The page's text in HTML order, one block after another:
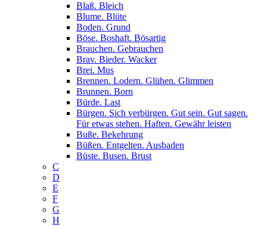
Blaß. Bleich
Blume. Blüte
Boden. Grund
Böse. Boshaft. Bösartig
Brauchen. Gebrauchen
Brav. Bieder. Wacker
Brei. Mus
Brennen. Lodern. Glühen. Glimmen
Brunnen. Born
Bürde. Last
Bürgen. Sich verbürgen. Gut sein. Gut sagen.
Für etwas stehen. Haften. Gewähr leisten
Buße. Bekehrung
Büßen. Entgelten. Ausbaden
Büste. Busen. Brust
C
D
E
F
G
H